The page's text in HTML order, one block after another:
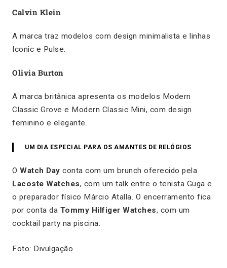
Calvin Klein
A marca traz modelos com design minimalista e linhas
Iconic e Pulse.
Olivia Burton
A marca britânica apresenta os modelos Modern
Classic Grove e Modern Classic Mini, com design
feminino e elegante.
UM DIA ESPECIAL PARA OS AMANTES DE RELÓGIOS
O Watch Day conta com um brunch oferecido pela
Lacoste Watches, com um talk entre o tenista Guga e
o preparador físico Márcio Atalla. O encerramento fica
por conta da Tommy Hilfiger Watches, com um
cocktail party na piscina.
Foto: Divulgação